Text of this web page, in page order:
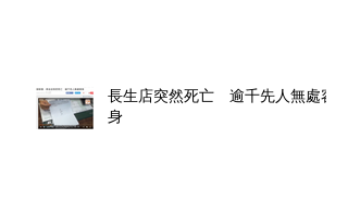
長生店突然死亡 逾千先人無處容
身